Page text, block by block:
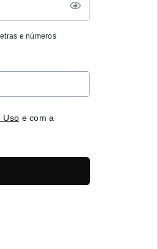
e números
Uso e com a